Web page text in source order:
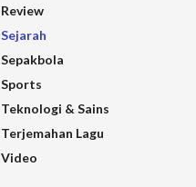
Review
Sejarah
Sepakbola
Sports
Teknologi & Sains
Terjemahan Lagu
Video